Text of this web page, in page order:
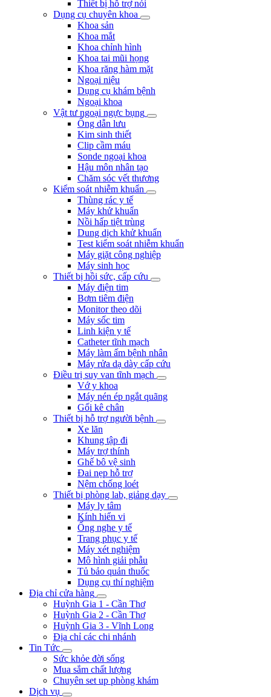
Thiết bị hỗ trợ nói
Dụng cụ chuyên khoa
Khoa sản
Khoa mắt
Khoa chỉnh hình
Khoa tai mũi họng
Khoa răng hàm mặt
Ngoại niệu
Dụng cụ khám bệnh
Ngoại khoa
Vật tư ngoại ngực bụng
Ống dẫn lưu
Kim sinh thiết
Clip cầm máu
Sonde ngoại khoa
Hậu môn nhân tạo
Chăm sóc vết thương
Kiểm soát nhiễm khuẩn
Thùng rác y tế
Máy khử khuẩn
Nồi hấp tiệt trùng
Dung dịch khử khuẩn
Test kiểm soát nhiễm khuẩn
Máy giặt công nghiệp
Máy sinh học
Thiết bị hồi sức, cấp cứu
Máy điện tim
Bơm tiêm điện
Monitor theo dõi
Máy sốc tim
Linh kiện y tế
Catheter tĩnh mạch
Máy làm ấm bệnh nhân
Máy rửa dạ dày cấp cứu
Điều trị suy van tĩnh mạch
Vớ y khoa
Máy nén ép ngắt quãng
Gối kê chân
Thiết bị hỗ trợ người bệnh
Xe lăn
Khung tập đi
Máy trợ thính
Ghế bô vệ sinh
Đai nẹp hỗ trợ
Nệm chống loét
Thiết bị phòng lab, giảng dạy
Máy ly tâm
Kính hiển vi
Ống nghe y tế
Trang phục y tế
Máy xét nghiệm
Mô hình giải phẫu
Tủ bảo quản thuốc
Dụng cụ thí nghiệm
Địa chỉ cửa hàng
Huỳnh Gia 1 - Cần Thơ
Huỳnh Gia 2 - Cần Thơ
Huỳnh Gia 3 - Vĩnh Long
Địa chỉ các chi nhánh
Tin Tức
Sức khỏe đời sống
Mua sắm chất lượng
Chuyên set up phòng khám
Dịch vụ